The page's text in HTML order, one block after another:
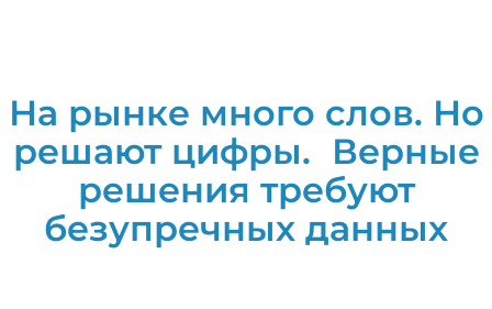
На рынке много слов. Но
решают цифры. Верные
решения требуют
безупречных данных